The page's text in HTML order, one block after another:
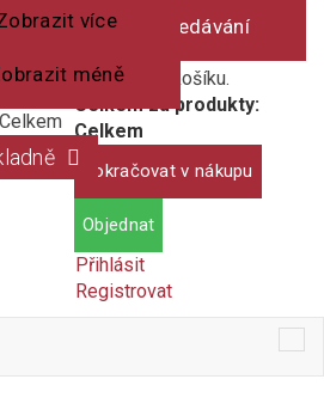
Vyhledávání
více
méně
Celkem
1 produkt v košíku.
Celkem za produkty:
Celkem
Pokračovat v nákupu
Objednat
Přihlásit
Registrovat